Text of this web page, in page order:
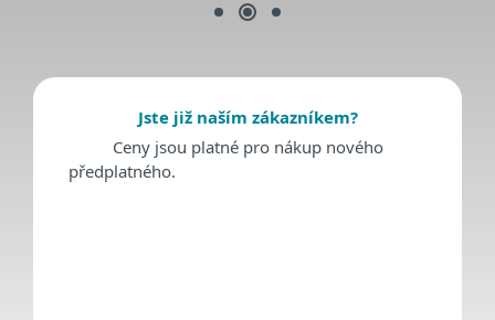
Jste již naším zákazníkem?
Ceny jsou platné pro nákup nového
předplatného.